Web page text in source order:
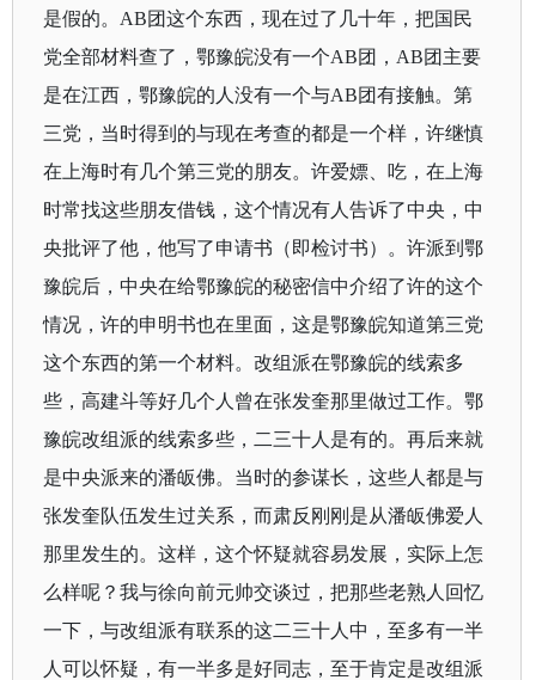
是假的。 AB团这个东西，现在过了几十年，把国民
党全部材料查了，鄂豫皖没有一个AB团， AB团主要
是在江西，鄂豫皖的人没有一个与AB团有接触。第
三党，当时得到的与现在考查的都是一个样，许继慎
在上海时有几个第三党的朋友。许爱嫖、吃，在上海
时常找这些朋友借钱，这个情况有人告诉了中央，中
央批评了他，他写了申请书（即检讨书）。许派到鄂
豫皖后，中央在给鄂豫皖的秘密信中介绍了许的这个
情况，许的申明书也在里面，这是鄂豫皖知道第三党
这个东西的第一个材料。改组派在鄂豫皖的线索多
些，高建斗等好几个人曾在张发奎那里做过工作。鄂
豫皖改组派的线索多些，二三十人是有的。再后来就
是中央派来的潘皈佛。当时的参谋长，这些人都是与
张发奎队伍发生过关系，而肃反刚刚是从潘皈佛爱人
那里发生的。这样，这个怀疑就容易发展，实际上怎
么样呢？我与徐向前元帅交谈过，把那些老熟人回忆
一下，与改组派有联系的这二三十人中，至多有一半
人可以怀疑，有一半多是好同志，至于肯定是改组派